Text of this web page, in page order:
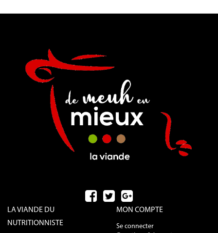
LA VIANDE DU
NUTRITIONNISTE
MON COMPTE
Se connecter